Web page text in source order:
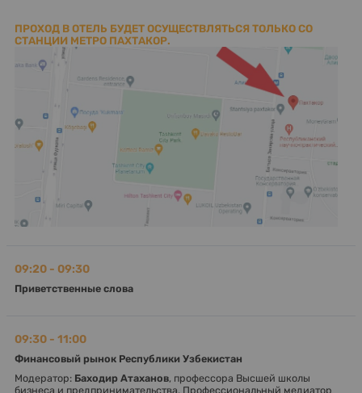
ПРОХОД В ОТЕЛЬ БУДЕТ ОСУЩЕСТВЛЯТЬСЯ ТОЛЬКО СО
СТАНЦИИ МЕТРО ПАХТАКОР.
09:20 - 09:30
Приветственные слова
09:30 - 11:00
Финансовый рынок Республики Узбекистан
Модератор: Баходир Атаханов, профессора Высшей школы
бизнеса и предпринимательства, Профессиональный медиатор